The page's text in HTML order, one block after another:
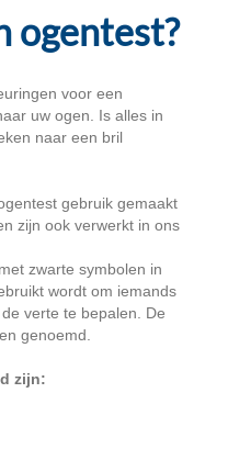
ogentest?
voor een
uw ogen. Is alles in
naar een bril
gebruik gemaakt
zijn ook verwerkt in ons
zwarte symbolen in
wordt om iemands
verte te bepalen. De
genoemd.
zijn: